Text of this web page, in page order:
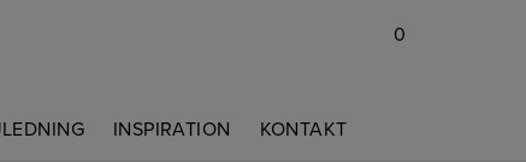
0
INSPIRATION KONTAKT